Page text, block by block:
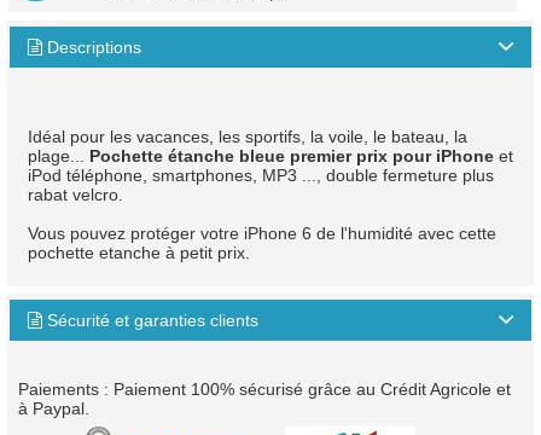
Descriptions
Idéal pour les vacances, les sportifs, la voile, le bateau, la
plage... Pochette étanche bleue premier prix pour iPhoneet
iPod téléphone, smartphones, MP3 ..., double fermeture plus
rabat velcro.
Vous pouvez protéger votre iPhone 6 de l'humidité avec cette
pochette etanche à petit prix.
Sécurité et garanties clients
Paiements : Paiement 100% sécurisé grâce au Crédit Agricole et
à Paypal.